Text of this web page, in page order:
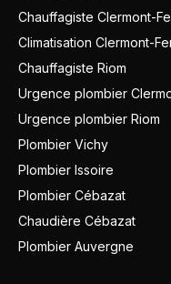
Chauffagiste Clermont-
Climatisation Clermont-
Chauffagiste Riom
Urgence plombier
Urgence plombier Riom
Plombier Vichy
Plombier Issoire
Plombier Cébazat
Chaudière Cébazat
Plombier Auvergne